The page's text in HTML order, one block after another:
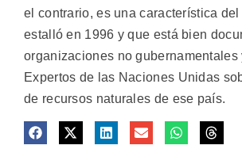
el contrario, es una característica
estalló en 1996 y que está bien
organizaciones no gubernamentales
Expertos de las Naciones Unidas
de recursos naturales de ese país.